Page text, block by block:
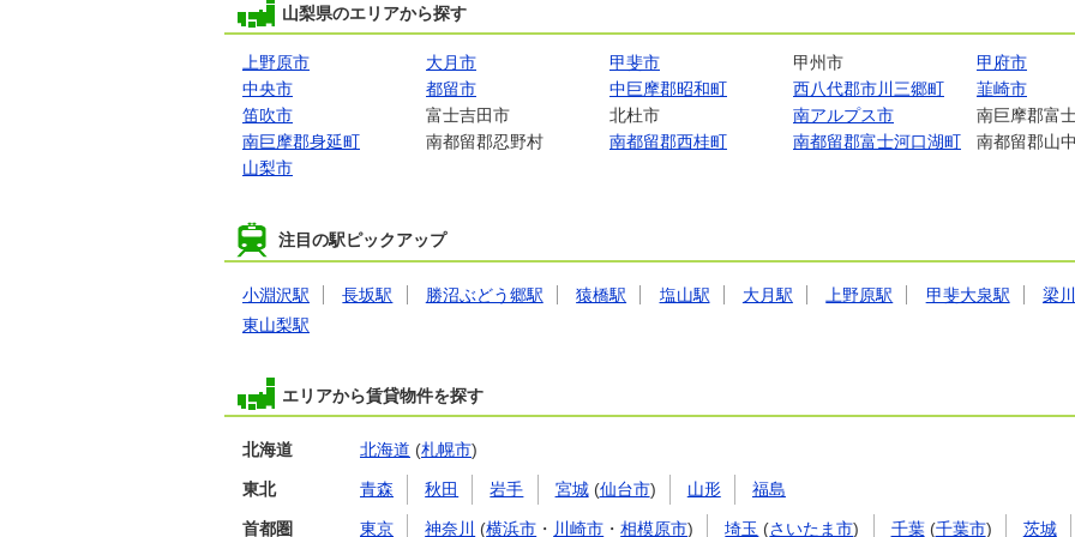
山梨県のエリアから探す
上野原市 大月市 甲斐市 甲州市
甲府市
中央市
都留市 中巨摩郡昭和町 西八代郡市川三郷町
韮崎市
笛吹市
富士吉田市 北杜市 南アルプス市
南巨摩郡富
南巨摩郡身延町
南都留郡忍野村 南都留郡西桂町 南都留郡富士河口湖町
南都留郡山
山梨市
注目の駅ピックアップ
小淵沢駅 長坂駅 勝沼ぶどう郷駅 猿橋駅 塩山駅 大月駅 上野原駅 甲斐大泉駅
梁
東山梨駅
エリアから賃貸物件を探す
北海道 北海道 (札幌市)
東北 青森 秋田 岩手 宮城(仙台市) 山形 福島
首都圏 東京 神奈川 (横浜市 ・ 川崎市 ・相模原市) 埼玉 (さいたま市) 千葉(千葉市) 茨城